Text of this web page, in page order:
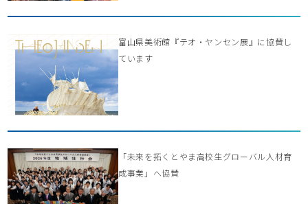
富山県美術館『テオ・ヤンセン展』に協賛し
ています
「未来を拓くとやま高校生グローバル人材育
成事業」へ協賛